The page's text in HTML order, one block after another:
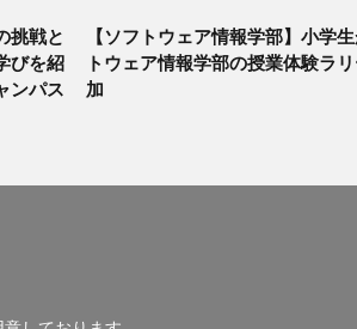
挑戦と
びを紹
ンパス
【ソフトウェア情報学部】小学
トウェア情報学部の授業体験ラ
加